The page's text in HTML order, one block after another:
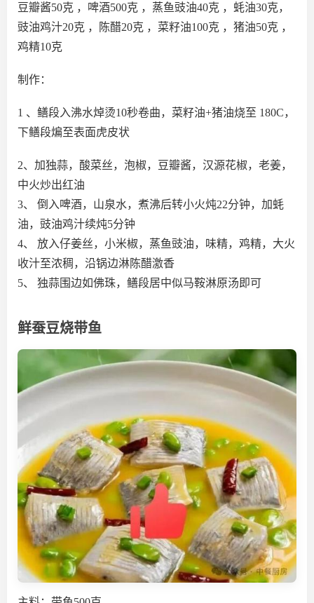
豆瓣酱50克 ，啤酒500克 ，蒸鱼豉油40克 ，蚝油30克，
豉油鸡汁20克 ，陈醋20克 ，菜籽油100克 ，猪油50克 ，
鸡精10克
制作：
1 、鳝段入沸水焯烫10秒卷曲，菜籽油+猪油烧至 180C，
下鳝段煸至表面虎皮状
2、加独蒜，酸菜丝，泡椒，豆瓣酱，汉源花椒，老姜，
中火炒出红油
3、 倒入啤酒，山泉水，煮沸后转小火炖22分钟，加蚝
油，豉油鸡汁续炖5分钟
4、 放入仔姜丝，小米椒，蒸鱼豉油，味精，鸡精，大火
收汁至浓稠，沿锅边淋陈醋激香
5、 独蒜围边如佛珠，鳝段居中似马鞍淋原汤即可
鲜蚕豆烧带鱼